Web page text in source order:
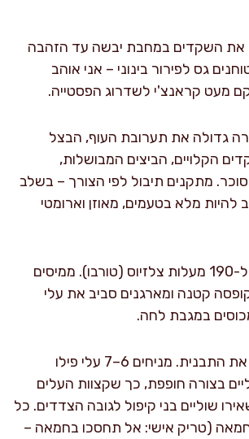
את השקדים במחבת יבשה עד הזהבה
טוחנים גס לפירור בינוני – אני אוהב
מעט קראנצ'י לשדרוג הפסטייה.
גדולה את תערובת העוף, הבצל
הקלויים, הביצים המבושלות,
מתקנים תיבול לפי הצורך – בשלב
להיות מלא בטעמים, מאוזן וארומטי
מחממים תנור ל-190 מעלות צלזיוס (טורבו). ממיסים
קטנה ומארגנים סביב את עלי
במגבת לחה.
משמנים היטב את התבנית. מניחים 6–7 עלי פילו
בצורה חופפת, כך שקצוות העלים
שוליים בני קיפול לגובה הצדדים. כל
(טריק אישי: אל תחסכו בחמאה –